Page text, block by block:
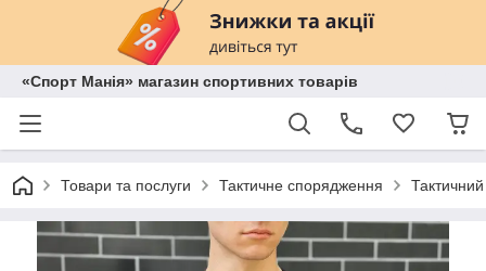
«Спорт Манія» магазин спортивних товарів
Товари та послуги Тактичне спорядження